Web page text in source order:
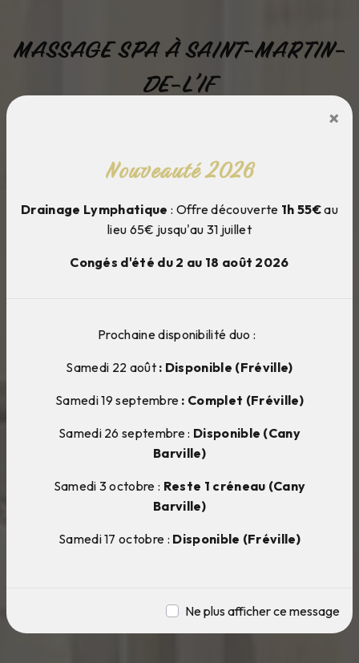
Nouveauté 2026
Drainage Lymphatique : Offre découverte 1h 55€au
lieu 65€ jusqu'au 31 juillet
Congés d'été du 2 au 18 août 2026
×
Prochaine disponibilité duo :
Samedi 22 août: Disponible (Fréville)
Samedi 19 septembre : Complet (Fréville)
Samedi 26 septembre : Disponible (Cany
Barville)
Samedi 3 octobre : Reste 1 créneau (Cany
Barville)
Samedi 17 octobre : Disponible (Fréville)
Ne plus afficher ce message
MASSAGE SPA À SAINT-MARTIN-
DE-L'IF